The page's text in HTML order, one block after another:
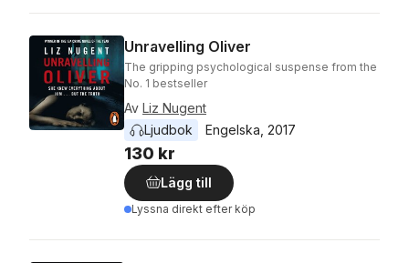
Unravelling Oliver
The gripping psychological suspense from the
No. 1 bestseller
Av Liz Nugent
Ljudbok
Engelska, 2017
130 kr
Lägg till
Lyssna direkt efter köp